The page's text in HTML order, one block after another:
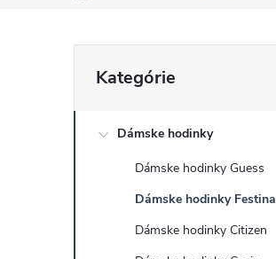
o
kategórie
Kategórie
Dámske hodinky
Dámske hodinky Guess
Dámske hodinky Festina
Dámske hodinky Citizen